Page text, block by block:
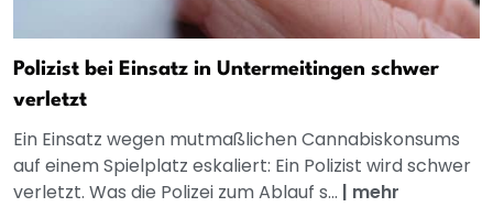
Polizist bei Einsatz in Untermeitingen schwer
verletzt
Ein Einsatz wegen mutmaßlichen Cannabiskonsums
auf einem Spielplatz eskaliert: Ein Polizist wird schwer
verletzt. Was die Polizei zum Ablauf s... | mehr